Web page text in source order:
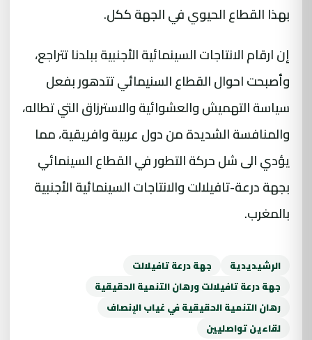
بهذا القطاع الحيوي في الجهة ككل.
إن ارقام الانتاجات السينمائية الأجنبية ببلدنا تتراجع،
وأصبحت احوال القطاع السنيمائي تتدهور بفعل
سياسة التهميش والعشوائية والاسترزاق التي تطاله،
والمنافسة الشديدة من دول عربية وافريقية، مما
يؤدي الى شل حركة التطور في القطاع السينمائي
بجهة درعة-تافيلالت والانتاجات السينمائية الأجنبية
بالمغرب.
الرشيديدية
جهة درعة تافيلالت
جهة درعة تافيلالت ورهان التنمية الحقيقية
رهان التنمية الحقيقية في غياب الإنصاف
لقاءين تواصليين